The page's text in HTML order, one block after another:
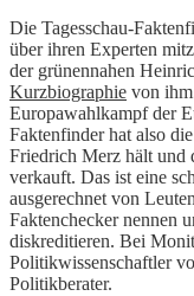
Die Tagesschau-
über ihren Experten
der grünennahen
Kurzbiographie von
Europawahlkampf der
Faktenfinder hat also
Friedrich Merz hält und
verkauft. Das ist eine
ausgerechnet von
Faktenchecker nennen
diskreditieren. Bei
Politikwissenschaftler
Politikberater.